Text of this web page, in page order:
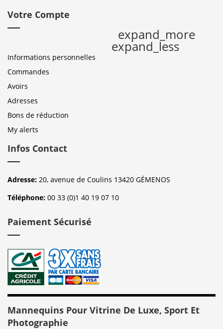
Votre Compte
expand_more
expand_less
Informations personnelles
Commandes
Avoirs
Adresses
Bons de réduction
My alerts
Infos Contact
Adresse: 20, avenue de Coulins 13420 GÉMENOS
Téléphone: 00 33 (0)1 40 19 07 10
Paiement Sécurisé
Mannequins Pour Vitrine De Luxe, Sport Et
Photographie